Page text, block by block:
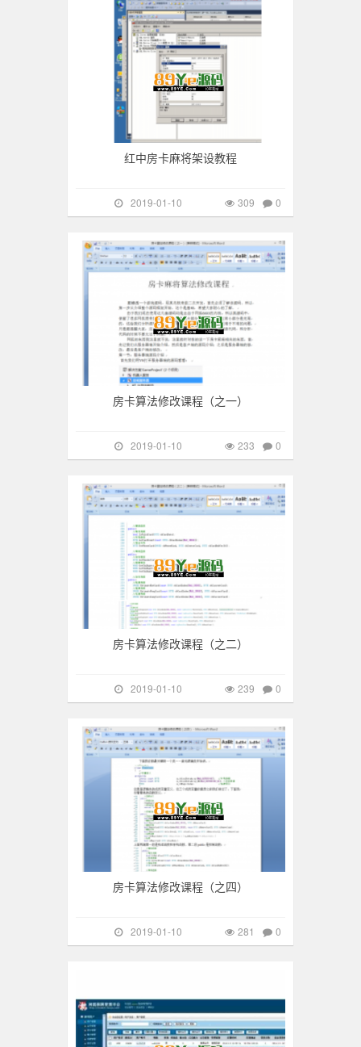
红中房卡麻将架设教程
2019-01-10 0
309
房卡算法修改课程（之一）
游戏搭建 233
2019-01-10 0
233
房卡算法修改课程（之二）
游戏搭建 239
2019-01-10 0
239
房卡算法修改课程（之四）
游戏搭建 281
2019-01-10 0
281
游戏搭建 265